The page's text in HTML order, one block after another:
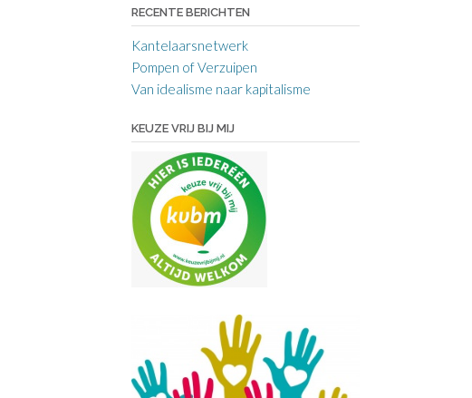
RECENTE BERICHTEN
Kantelaarsnetwerk
Pompen of Verzuipen
Van idealisme naar kapitalisme
KEUZE VRIJ BIJ MIJ